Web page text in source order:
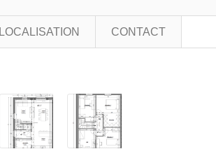
LOCALISATION CONTACT